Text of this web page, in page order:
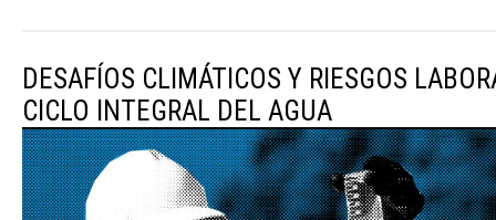
DESAFÍOS CLIMÁTICOS Y RIESGOS
CICLO INTEGRAL DEL AGUA